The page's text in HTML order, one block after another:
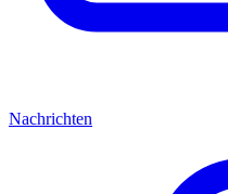
Nachrichten